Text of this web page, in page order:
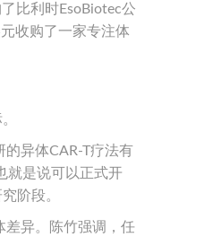
比利时EsoBiotec公
收购了一家专注体
异体CAR-T疗法有
就是说可以正式开
阶段。
差异。陈竹强调，任